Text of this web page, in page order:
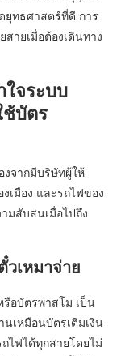
ยุทธศาสตร์ที่ดี การ
ายเมื่อต้องเดินทาง
จระบบ
ช้บัตร
จากมีบริษัทผู้ให้
เมือง และรถไฟของ
มสับสนเมื่อไปถึง
วเหมาจ่าย
อบัตรพาสโม เป็น
เหมือนบัตรเติมเงิน
ไฟได้ทุกสายโดยไม่